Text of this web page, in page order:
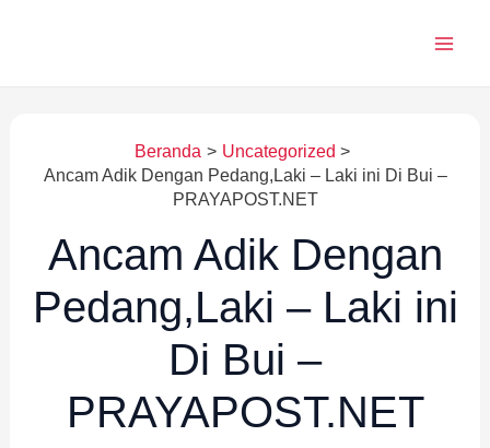
Beranda
Uncategorized
Ancam Adik Dengan Pedang,Laki – Laki ini Di Bui –
PRAYAPOST.NET
Ancam Adik Dengan
Pedang,Laki – Laki ini
Di Bui –
PRAYAPOST.NET